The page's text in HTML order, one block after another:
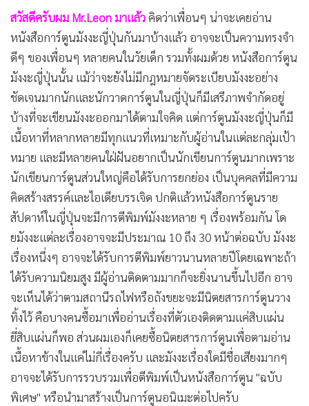
ผู้จัดกวน
Good health & Well-being
• Green Innovation & SD
• Management & HR
• MGR Live
• Infographic
• การเมือง
• ท่องเที่ยว
• กีฬา
• ต่างประเทศ
• Special Scoop
• เศรษฐกิจ-ธุรกิจ
• จีน
• ชุมชน-คุณภาพชีวิต
• อาชญากรรม
• Motoring
เกม
• วิทยาศาสตร์
• SMEs
สวัสดีครับผม Mr.Leon มาแล้วคิดว่าเพื่อนๆ น่าจะเคยอ่าน
หนังสือการ์ตูนมังงะญี่ปุ่นกันมาบ้างแล้ว อาจจะเป็นความทรงจำ
ดีๆ ของเพื่อนๆ หลายคนในวัยเด็ก รวมทั้งผมด้วย หนังสือการ์ตูน
มังงะญี่ปุ่นนั้น แม้ว่าจะยังไม่มีกฎหมายจัดระเบียบมังงะอย่าง
ชัดเจนมากนักและนักวาดการ์ตูนในญี่ปุ่นก็มีเสรีภาพจำกัดอยู่
บ้างที่จะเขียนมังงะออกมาได้ตามใจคิด แต่การ์ตูนมังงะญี่ปุ่นก็มี
เนื้อหาที่หลากหลายมีทุกแนวที่เหมาะกับผู้อ่านในแต่ละกลุ่มเป้า
หมาย และมีหลายคนใฝ่ฝันอยากเป็นนักเขียนการ์ตูนมากเพราะ
นักเขียนการ์ตูนส่วนใหญ่คือได้รับการยกย่อง เป็นบุคคลที่มีความ
คิดสร้างสรรค์และไอเดียบรรเจิด ปกติแล้วหนังสือการ์ตูนราย
สัปดาห์ในญี่ปุ่นจะมีการตีพิมพ์มังงะหลาย ๆ เรื่องพร้อมกัน โด
ยมังงะแต่ละเรื่องอาจจะมีประมาณ 10 ถึง 30 หน้าต่อฉบับ มังงะ
เรื่องหนึ่งๆ อาจจะได้รับการตีพิมพ์ยาวนานหลายปีโดยเฉพาะถ้า
ได้รับความนิยมสูง มีผู้อ่านติดตามมากก็จะยิ่งนานขึ้นไปอีก อาจ
จะเห็นได้ว่าตามสถานีรถไฟหรือถังขยะจะมีนิตยสารการ์ตูนวาง
ทิ้งไว้ คือบางคนซื้อมาเพื่ออ่านเรื่องที่ตัวเองติดตามแค่สิบแผ่น
ยี่สิบแผ่นก็พอ ส่วนผมเองก็เคยซื้อนิตยสารการ์ตูนเพื่อตามอ่าน
เนื้อหาข้างในแค่ไม่กี่เรื่องครับ และมังงะเรื่องใดมีชื่อเสียงมากๆ
อาจจะได้รับการรวบรวมเพื่อตีพิมพ์เป็นหนังสือการ์ตูน "ฉบับ
พิเศษ" หรือนำมาสร้างเป็นการ์ตูนอนิเมะต่อไปครับ